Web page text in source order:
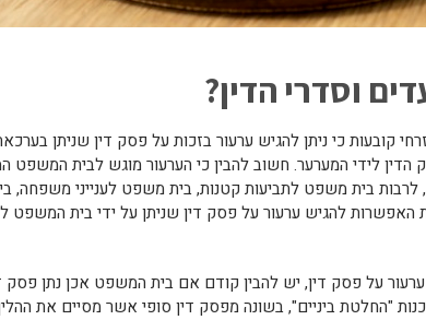
וסדרי הדין?
הדין לידי המערער. חשוב להבין כי הערעור מוגש לבית המשפט
בית משפט לתביעות קטנות, בית משפט לענייני משפחה,
האפשרות להגיש ערעור על פסק דין שניתן על ידי בית המשפט
על פסק דין, יש להבין קודם אם בית המשפט אכן נתן
"החלטת ביניים", בשונה מפסק דין סופי אשר מסיים את